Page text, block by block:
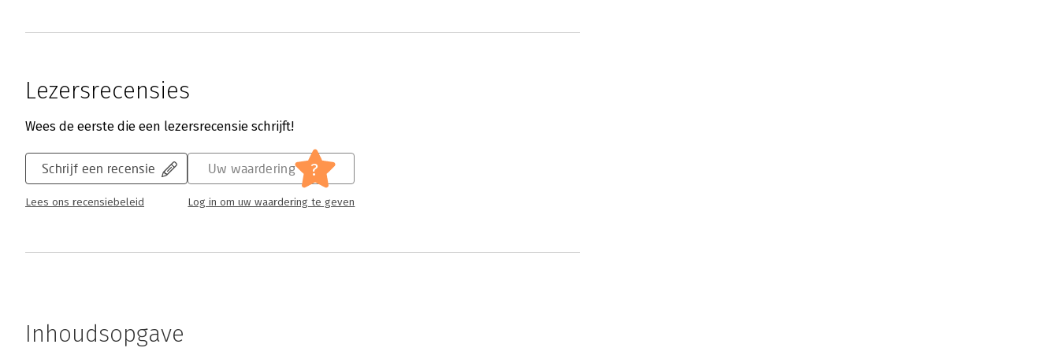
Lezersrecensies
Wees de eerste die een lezersrecensie schrijft!
Schrijf een recensie
Lees ons recensiebeleid
Uw waardering ?
Log in om uw waardering te geven
Inhoudsopgave